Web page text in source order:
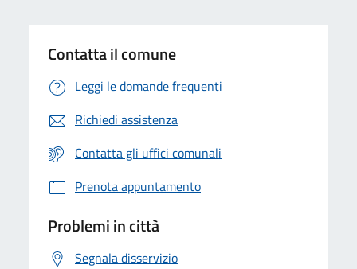
Contatta il comune
Leggi le domande frequenti
Richiedi assistenza
Contatta gli uffici comunali
Prenota appuntamento
Problemi in città
Segnala disservizio